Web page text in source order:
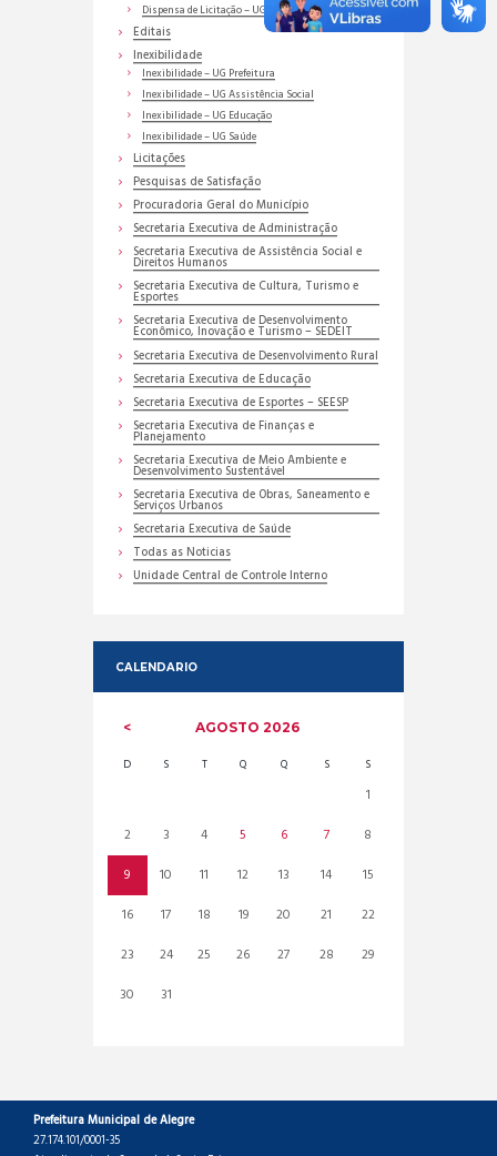
Dispensa de Licitação – UG Saúde
Editais
Inexibilidade
Inexibilidade – UG Prefeitura
Inexibilidade – UG Assistência Social
Inexibilidade – UG Educação
Inexibilidade – UG Saúde
Licitações
Pesquisas de Satisfação
Procuradoria Geral do Município
Secretaria Executiva de Administração
Secretaria Executiva de Assistência Social e
Direitos Humanos
Secretaria Executiva de Cultura, Turismo e
Esportes
Secretaria Executiva de Desenvolvimento
Econômico, Inovação e Turismo – SEDEIT
Secretaria Executiva de Desenvolvimento Rural
Secretaria Executiva de Educação
Secretaria Executiva de Esportes – SEESP
Secretaria Executiva de Finanças e
Planejamento
Secretaria Executiva de Meio Ambiente e
Desenvolvimento Sustentável
Secretaria Executiva de Obras, Saneamento e
Serviços Urbanos
Secretaria Executiva de Saúde
Todas as Noticias
Unidade Central de Controle Interno
CALENDARIO
AGOSTO2026
D S T Q Q S S
1
2
3 4 5 6 7
8
9
10 11 12 13 14
15
16
17 18 19 20 21
22
23
24 25 26 27 28
29
30
31
Prefeitura Municipal de Alegre
27.174.101/0001-35